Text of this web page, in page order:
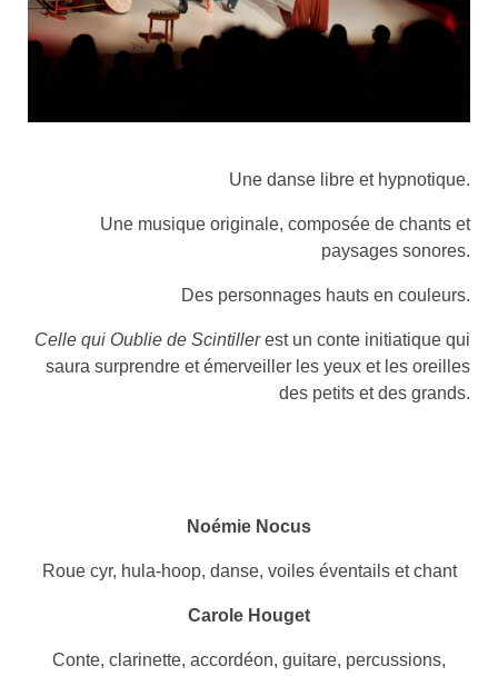
Une danse libre et hypnotique.
Une musique originale, composée de chants et
paysages sonores.
Des personnages hauts en couleurs.
Celle qui Oublie de Scintillerest un conte initiatique qui
saura surprendre et émerveiller les yeux et les oreilles
des petits et des grands.
Noémie Nocus
Roue cyr, hula-hoop, danse, voiles éventails et chant
Carole Houget
Conte, clarinette, accordéon, guitare, percussions,